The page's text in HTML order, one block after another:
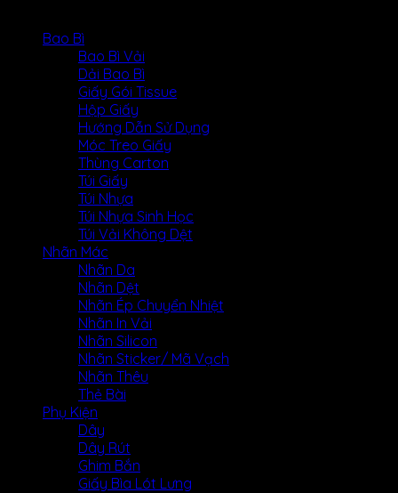
Bao Bì
Bao Bì Vải
Dải Bao Bì
Giấy Gói Tissue
Hộp Giấy
Hướng Dẫn Sử Dụng
Móc Treo Giấy
Thùng Carton
Túi Giấy
Túi Nhựa
Túi Nhựa Sinh Học
Túi Vải Không Dệt
Nhãn Mác
Nhãn Da
Nhãn Dệt
Nhãn Ép Chuyển Nhiệt
Nhãn In Vải
Nhãn Silicon
Nhãn Sticker/ Mã Vạch
Nhãn Thêu
Thẻ Bài
Phụ Kiện
Dây
Dây Rút
Ghim Bắn
Giấy Bìa Lót Lưng